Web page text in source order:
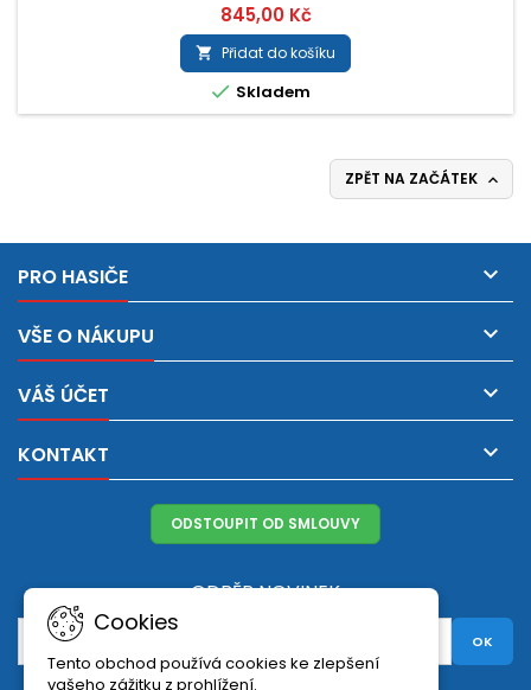
845,00 Kč
 Přidat do košíku
 Skladem
ZPĚT NA ZAČÁTEK 
PRO HASIČE 
VŠE O NÁKUPU 
VÁŠ ÚČET 
KONTAKT 
Cookies
Tento obchod používá cookies ke zlepšení
vašeho zážitku z prohlížení.
ODSTOUPIT OD SMLOUVY
ODBĚR NOVINEK